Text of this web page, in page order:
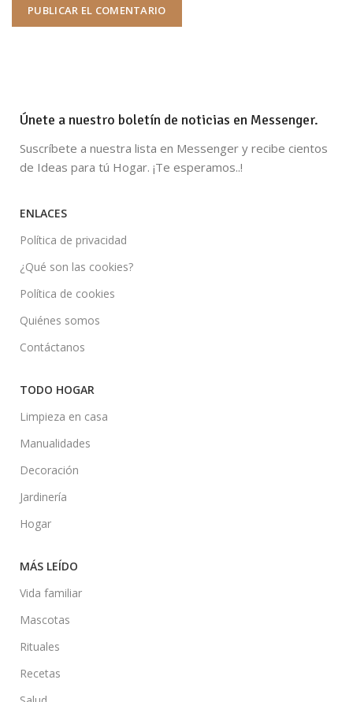
Únete a nuestro boletín de noticias en Messenger.
Suscríbete a nuestra lista en Messenger y recibe cientos
de Ideas para tú Hogar. ¡Te esperamos..!
ENLACES
Política de privacidad
¿Qué son las cookies?
Política de cookies
Quiénes somos
Contáctanos
TODO HOGAR
Limpieza en casa
Manualidades
Decoración
Jardinería
Hogar
MÁS LEÍDO
Vida familiar
Mascotas
Rituales
Recetas